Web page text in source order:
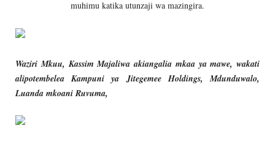
muhimu katika utunzaji wa mazingira.
Waziri Mkuu, Kassim Majaliwa akiangalia mkaa ya mawe, wakati
alipotembelea Kampuni ya Jitegemee Holdings, Mdunduwalo,
Luanda mkoani Ruvuma,